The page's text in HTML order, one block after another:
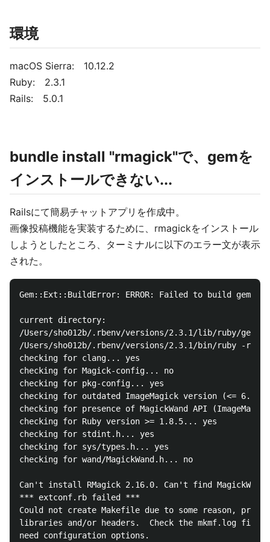
環境
macOS Sierra: 10.12.2
Ruby: 2.3.1
Rails: 5.0.1
bundle install "rmagick"で、gemを
インストールできない...
Railsにて簡易チャットアプリを作成中。
画像投稿機能を実装するために、rmagickをインストール
しようとしたところ、ターミナルに以下のエラー文が表示
された。
Gem::Ext::BuildError: ERROR: Failed to build gem
current directory:
/Users/sho012b/.rbenv/versions/2.3.1/lib/ruby/gems/
/Users/sho012b/.rbenv/versions/2.3.1/bin/ruby -r ./
checking for clang... yes
checking for Magick-config... no
checking for pkg-config... yes
checking for outdated ImageMagick version (<=
checking for presence of MagickWand API
checking for Ruby version >= 1.8.5... yes
checking for stdint.h... yes
checking for sys/types.h... yes
checking for wand/MagickWand.h... no
Can't install RMagick 2.16.0. Can't find
*** extconf.rb failed ***
Could not create Makefile due to some reason,
libraries and/or headers.  Check the mkmf.log file
need configuration options.